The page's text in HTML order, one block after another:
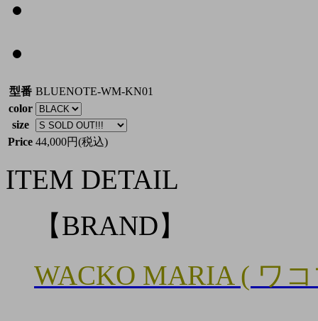
型番 BLUENOTE-WM-KN01
color
size
Price 44,000円(税込)
ITEM DETAIL
【BRAND】
WACKO MARIA ( ワ